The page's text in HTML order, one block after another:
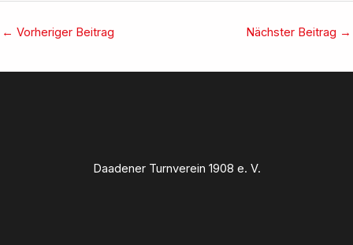
← Vorheriger Beitrag Nächster Beitrag →
Daadener Turnverein 1908 e. V.